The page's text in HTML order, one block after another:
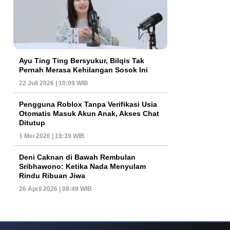
Ayu Ting Ting Bersyukur, Bilqis Tak
Pernah Merasa Kehilangan Sosok Ini
22 Juli 2026 | 10:09 WIB
Pengguna Roblox Tanpa Verifikasi Usia
Otomatis Masuk Akun Anak, Akses Chat
Ditutup
1 Mei 2026 | 19:39 WIB
Deni Caknan di Bawah Rembulan
Sribhawono: Ketika Nada Menyulam
Rindu Ribuan Jiwa
26 April 2026 | 08:49 WIB